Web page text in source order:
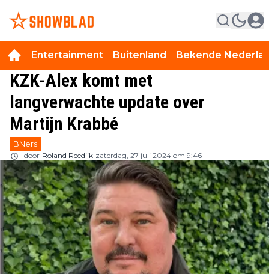
Entertainment Buitenland Bekende
KZK-Alex komt met
langverwachte update over
Martijn Krabbé
BNers
door Roland Reedijk zaterdag, 27 juli 2024 om 9:46